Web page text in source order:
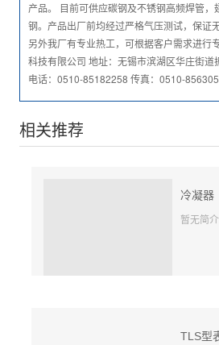
产品。 目前可供应碳钢及不锈钢高频焊管
钢。产品出厂前均经过严格气压测试，保证
另外我厂有专业热工，可根据客户需求进行
科技有限公司 地址：无锡市滨湖区华庄街
电话：0510-85182258 传真：0510-
相关推荐
冷凝器
暂无简介
TLS型